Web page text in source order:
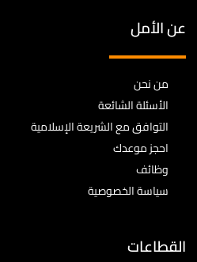
عن الأمل
من نحن
الأسئلة الشائعة
التوافق مع الشريعة الإسلامية
احجز موعدك
وظائف
سياسة الخصوصية
القطاعات